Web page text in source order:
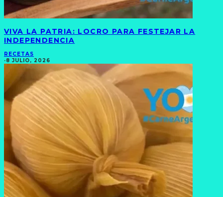
VIVA LA PATRIA: LOCRO PARA FESTEJAR LA
INDEPENDENCIA
RECETAS
·8 JULIO, 2026